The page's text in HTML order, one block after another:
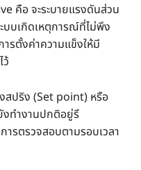
คือ จะระบายแรงดันส่วน
บเกิดเหตุการณ์ที่ไม่พึง
รตั้งค่าความแข็งให้มี
สปริง (Set point) หรือ
งทำงานปกติอยู่รึ
ารตรวจสอบตามรอบเวลา